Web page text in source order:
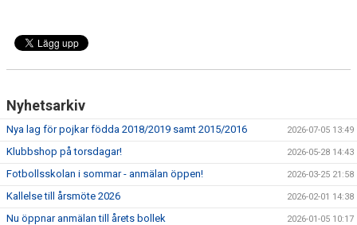
Nyhetsarkiv
Nya lag för pojkar födda 2018/2019 samt 2015/2016 2026-07-05 13:49
Klubbshop på torsdagar! 2026-05-28 14:43
Fotbollsskolan i sommar - anmälan öppen! 2026-03-25 21:58
Kallelse till årsmöte 2026 2026-02-01 14:38
Nu öppnar anmälan till årets bollek 2026-01-05 10:17